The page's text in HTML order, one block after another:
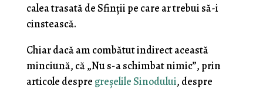
calea trasată de Sfinții pe care ar trebui să-i
cinstească.
Chiar dacă am combătut indirect această
minciună, că „Nu s-a schimbat nimic”, prin
articole despre greșelile Sinodului, despre